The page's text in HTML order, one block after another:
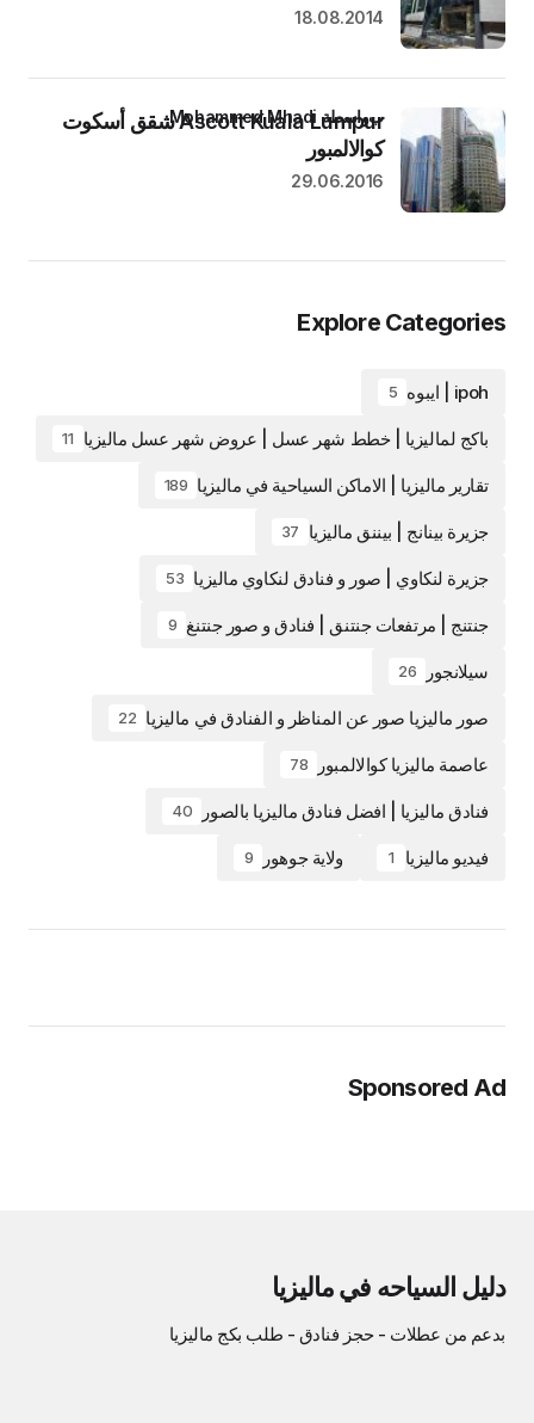
18.08.2014
Ascott Kuala Lumpur شقق أسكوت
كوالالمبور
بواسطة Mohammed Mhadi
29.06.2016
Explore Categories
ipoh | ايبوه 5
باكج لماليزيا | خطط شهر عسل | عروض شهر عسل ماليزيا 11
تقارير ماليزيا | الاماكن السياحية في ماليزيا 189
جزيرة بينانج | بيننق ماليزيا 37
جزيرة لنكاوي | صور و فنادق لنكاوي ماليزيا 53
جنتنج | مرتفعات جنتنق | فنادق و صور جنتنغ 9
سيلانجور 26
صور ماليزيا صور عن المناظر و الفنادق في ماليزيا 22
عاصمة ماليزيا كوالالمبور 78
فنادق ماليزيا | افضل فنادق ماليزيا بالصور 40
فيديو ماليزيا 1 ولاية جوهور 9
Sponsored Ad
دليل السياحه في ماليزيا
بدعم من عطلات -حجز فنادق - طلب بكج ماليزيا